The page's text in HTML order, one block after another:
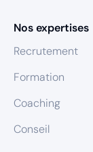
Nos expertises
Recrutement
Formation
Coaching
Conseil